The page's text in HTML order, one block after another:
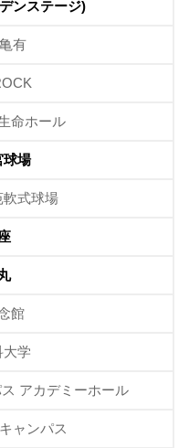
ンステージ)
有
命ホール
球場
軟式球場
館
大学
アカデミーホール
ャンパス